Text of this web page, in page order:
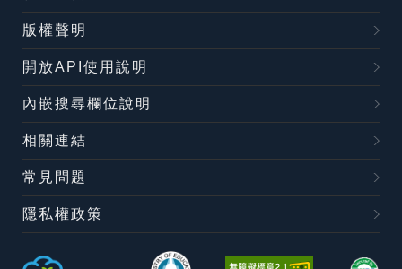
版權聲明
開放API使用說明
內嵌搜尋欄位說明
相關連結
常見問題
隱私權政策